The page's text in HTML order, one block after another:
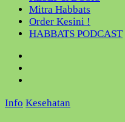
Mitra Habbats
Order Kesini !
HABBATS PODCAST
Info Kesehatan